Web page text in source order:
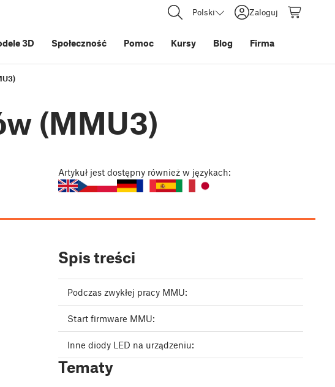
Polski Zaloguj
3D Społeczność Pomoc Kursy Blog Firma
(MMU3)
Artykuł jest dostępny również w językach:
Spis treści
Podczas zwykłej pracy MMU:
Start firmware MMU:
Inne diody LED na urządzeniu:
Tematy